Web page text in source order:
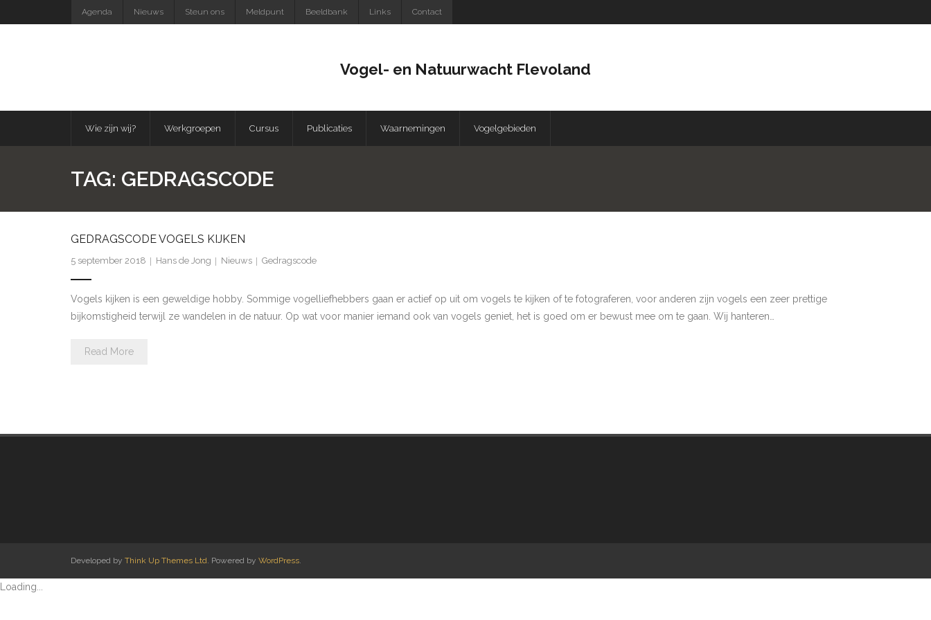
to
Agenda Nieuws Steun ons Meldpunt Beeldbank Links Contact
Vogel- en Natuurwacht Flevoland
Wie zijn wij? Werkgroepen Cursus Publicaties Waarnemingen Vogelgebieden
TAG: GEDRAGSCODE
GEDRAGSCODE VOGELS KIJKEN
5 september 2018 Hans de Jong Nieuws Gedragscode
Vogels kijken is een geweldige hobby. Sommige vogelliefhebbers gaan er actief op uit om vogels te kijken of te fotograferen, voor anderen zijn vogels een zeer prettige
bijkomstigheid terwijl ze wandelen in de natuur. Op wat voor manier iemand ook van vogels geniet, het is goed om er bewust mee om te gaan. Wij hanteren…
Read More
Developed by Think Up Themes Ltd. Powered by WordPress.
Loading...